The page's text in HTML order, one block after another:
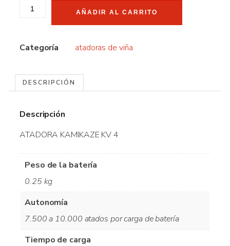
AÑADIR AL CARRITO
Categoría atadoras de viña
DESCRIPCIÓN
Descripción
ATADORA KAMIKAZE KV 4
Peso de la batería
0.25 kg
Autonomía
7.500 a 10.000 atados por carga de batería
Tiempo de carga